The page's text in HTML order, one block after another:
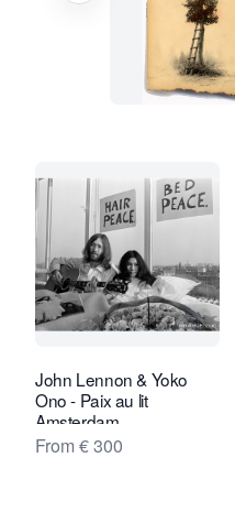
Voir
John Lennon & Yoko
Ono - Paix au lit
Amsterdam
From € 300